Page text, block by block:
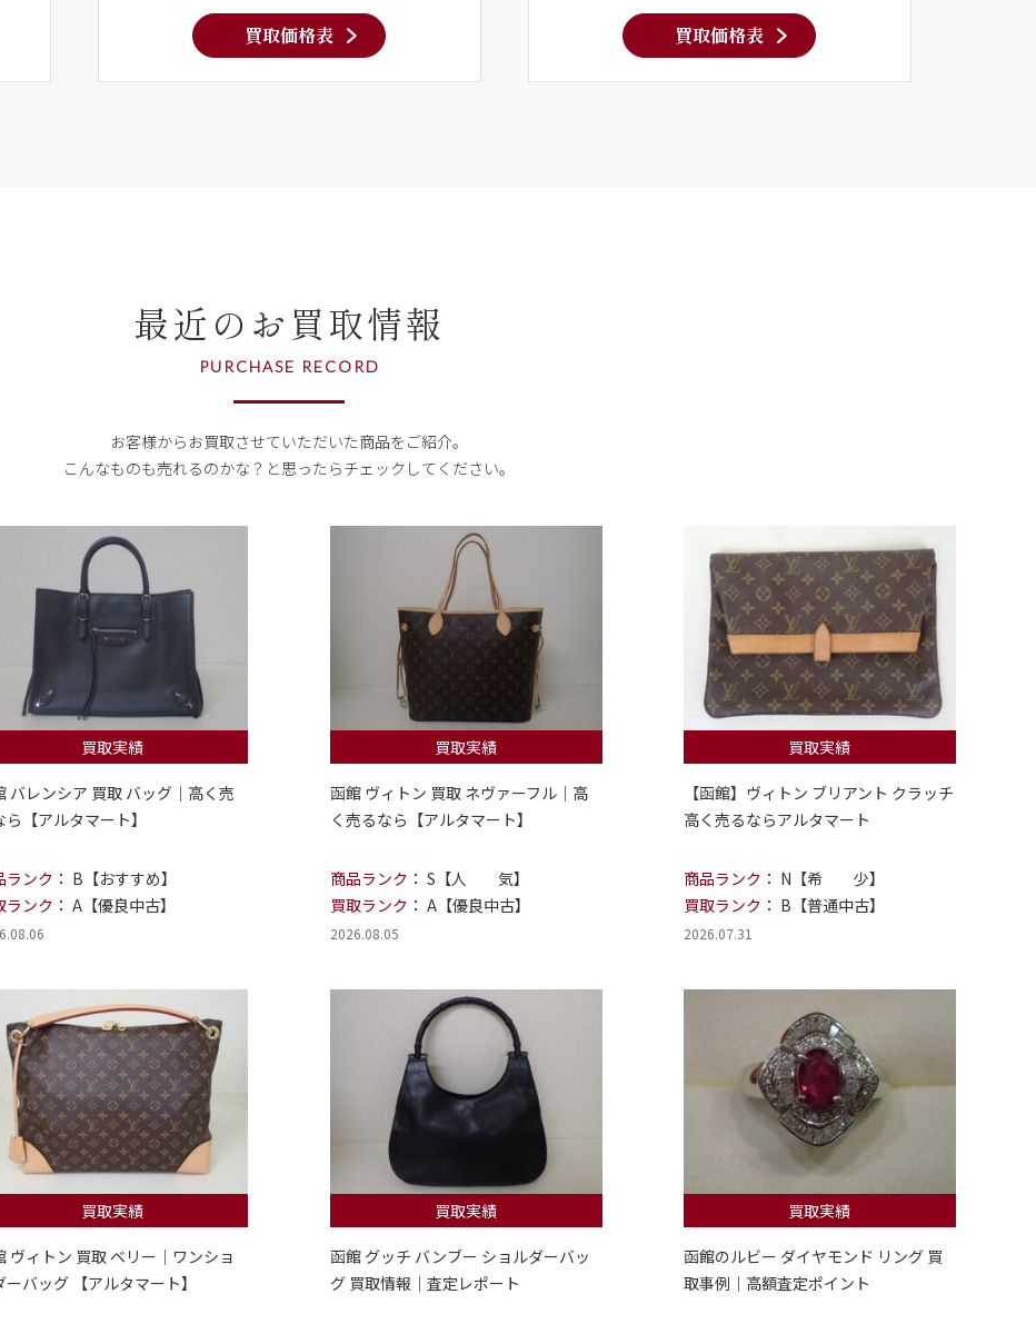
買取価格表 買取価格表
最近のお買取情報
PURCHASE RECORD
お客様からお買取させていただいた商品をご紹介。
こんなものも売れるのかな？ と思ったらチェックしてください。
買取実績
バレンシア 買取 バッグ｜高く売
ら【アルタマート】
ランク： B【おすすめ】
ランク： A【優良中古】
買取実績
函館 ヴィトン 買取 ネヴァーフル｜高
く売るなら【アルタマート】
商品ランク： S【人 気】
買取ランク： A【優良中古】
2026.08.05
買取実績
【函館】ヴィトン ブリアント クラッチ
高く売るならアルタマート
商品ランク： N【希 少】
買取ランク： B【普通中古】
2026.07.31
買取実績
ヴィトン 買取 ベリー｜ワンショ
ーバッグ 【アルタマート】
買取実績
函館 グッチ バンブー ショルダーバッ
グ 買取情報｜査定レポート
買取実績
函館のルビー ダイヤモンド リング 買
取事例｜高額査定ポイント